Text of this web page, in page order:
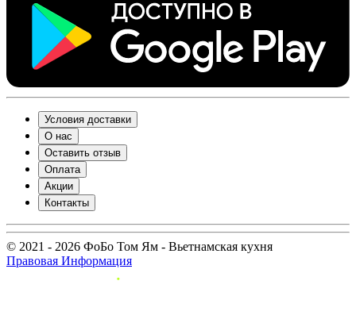
Условия доставки
О нас
Оставить отзыв
Оплата
Акции
Контакты
© 2021 - 2026 ФоБо Том Ям - Вьетнамская кухня
Правовая Информация